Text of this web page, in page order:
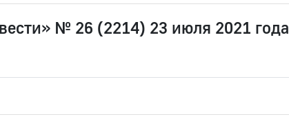
№ 26 (2214) 23 июля 2021 года